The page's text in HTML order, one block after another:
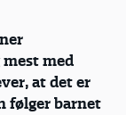
med
at det er
følger barnet